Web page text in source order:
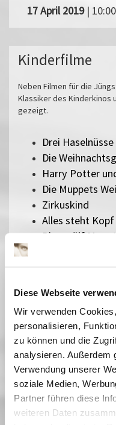
Diese Webseite
Wir verwenden
personalisieren,
zu können und die
analysieren. Außerdem
Verwendung unserer
soziale Medien,
Partner führen diese
weiteren Daten
17 April 2019| 10:00
Kinderfilme
Neben Filmen für die
Klassiker des Kinderkinos
gezeigt.
Drei
Die
Harry Potter
Die Muppets
Zirkuskind
Alles steht Kopf
Die zwölf
Checker Tobi 3
Erde
Die
Bibi Blocksberg
Der geheime
Rico, Oskar
Das singende,
Kurzfilme für
zugehört